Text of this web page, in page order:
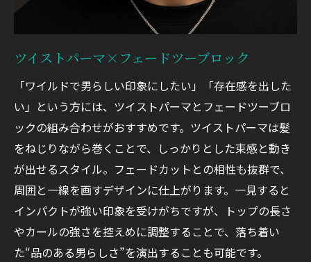
ツイストパーマ×フェードツーブロック
「ワイルドで男らしい印象にしたい」「存在感を出した
い」という方には、ツイストパーマとフェードツーブロ
ックの組み合わせがおすすめです。ツイストパーマは髪
をねじりながら巻くことで、しっかりとした束感と動き
が出せるスタイル。フェードカットとの相性も抜群で、
周囲と一線を画すデザインに仕上がります。一見すると
インパクトが強い印象を受けがちですが、トップの長さ
やカールの強さを控えめに調整することで、落ち着い
た“品のある男らしさ”を演出することも可能です。